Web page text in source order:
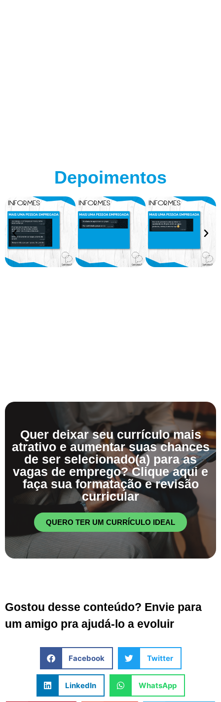
Depoimentos
Quer deixar seu currículo mais
atrativo e aumentar suas chances
de ser selecionado(a) para as
vagas de emprego? Clique aqui e
faça sua formatação e revisão
curricular
QUERO TER UM CURRÍCULO IDEAL
Gostou desse conteúdo? Envie para
um amigo pra ajudá-lo a evoluir
Facebook Twitter
LinkedIn WhatsApp